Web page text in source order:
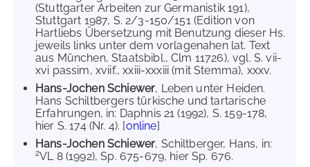
(Stuttgarter Arbeiten zur Germanistik 191),
Stuttgart 1987, S. 2/3-150/151 (Edition von
Hartliebs Übersetzung mit Benutzung dieser Hs.
jeweils links unter dem vorlagenahen lat. Text
aus München, Staatsbibl., Clm 11726), vgl. S. vii-
xvi passim, xviif., xxiii-xxxiii (mit Stemma), xxxv.
Hans-Jochen Schiewer, Leben unter Heiden.
Hans Schiltbergers türkische und tartarische
Erfahrungen, in: Daphnis 21 (1992), S. 159-178,
hier S. 174 (Nr. 4). [online]
Hans-Jochen Schiewer, Schiltberger, Hans, in:
2VL 8 (1992), Sp. 675-679, hier Sp. 676.